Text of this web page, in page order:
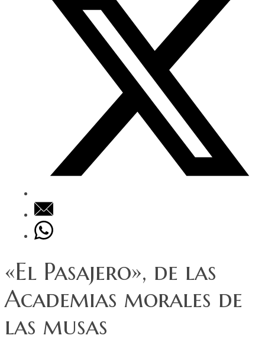
«El Pasajero», de las
Academias morales de
las musas